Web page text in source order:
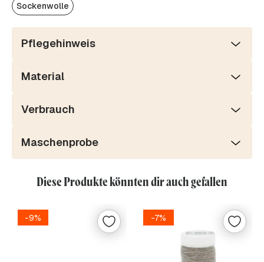
Sockenwolle
Pflegehinweis
Material
Verbrauch
Maschenprobe
Diese Produkte könnten dir auch gefallen
-9% -7%